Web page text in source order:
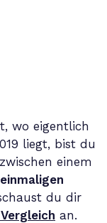
wo eigentlich
liegt, bist du
einem
einmaligen
du dir
an.